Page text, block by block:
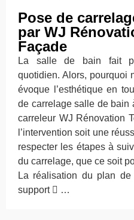
Pose de
par WJ
Façade
La salle de bain fait
quotidien. Alors, pourquoi
évoque l’esthétique en
de carrelage salle de bain
carreleur WJ Rénovation
l’intervention soit une
respecter les étapes à
du carrelage, que ce soit
La réalisation du plan
support  …